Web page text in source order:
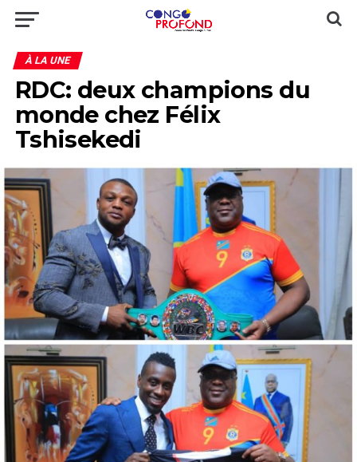
À LA UNE
RDC: deux champions du
monde chez Félix
Tshisekedi